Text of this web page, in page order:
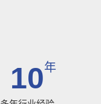
10年